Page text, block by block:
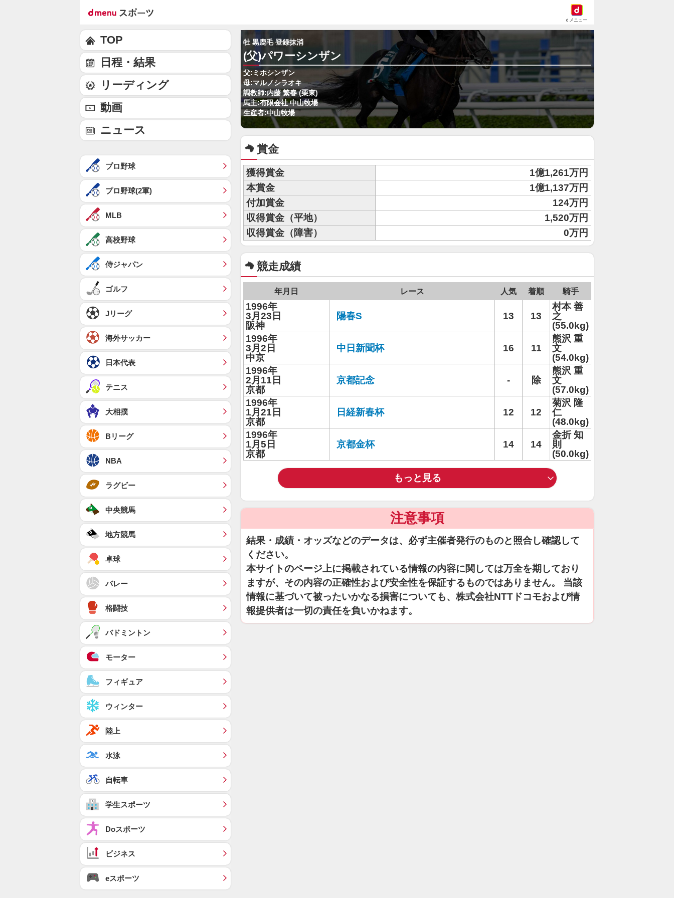
dメニュー
牡 黒鹿毛 登録抹消
(父)パワーシンザン
父:ミホシンザン
母:マルノシラオキ
調教師:内藤 繁春 (栗東)
馬主:有限会社 中山牧場
生産者:中山牧場
賞金
獲得賞金
1億1,261万円
本賞金
1億1,137万円
付加賞金
124万円
収得賞金（平地）
1,520万円
収得賞金（障害）
0万円
競走成績
年月日 レース 人気 着順 騎手
1996年
3月23日
阪神
陽春S 13 13
村本 善
之
(55.0kg)
1996年
3月2日
中京
中日新聞杯 16 11
熊沢 重
文
(54.0kg)
1996年
2月11日
京都
京都記念 - 除
熊沢 重
文
(57.0kg)
1996年
1月21日
京都
日経新春杯 12 12
菊沢 隆
仁
(48.0kg)
1996年
1月5日
京都
京都金杯 14 14
金折 知
則
(50.0kg)
もっと見る
注意事項
結果・成績・オッズなどのデータは、必ず主催者発行のものと照合し確認して
ください。
本サイトのページ上に掲載されている情報の内容に関しては万全を期しており
ますが、その内容の正確性および安全性を保証するものではありません。 当該
情報に基づいて被ったいかなる損害についても、株式会社NTTドコモおよび情
報提供者は一切の責任を負いかねます。
TOP
日程・結果
リーディング
動画
ニュース
プロ野球
プロ野球(2軍)
MLB
高校野球
侍ジャパン
ゴルフ
Jリーグ
海外サッカー
日本代表
テニス
大相撲
Bリーグ
NBA
ラグビー
中央競馬
地方競馬
卓球
バレー
格闘技
バドミントン
モーター
フィギュア
ウィンター
陸上
水泳
自転車
学生スポーツ
Doスポーツ
ビジネス
eスポーツ